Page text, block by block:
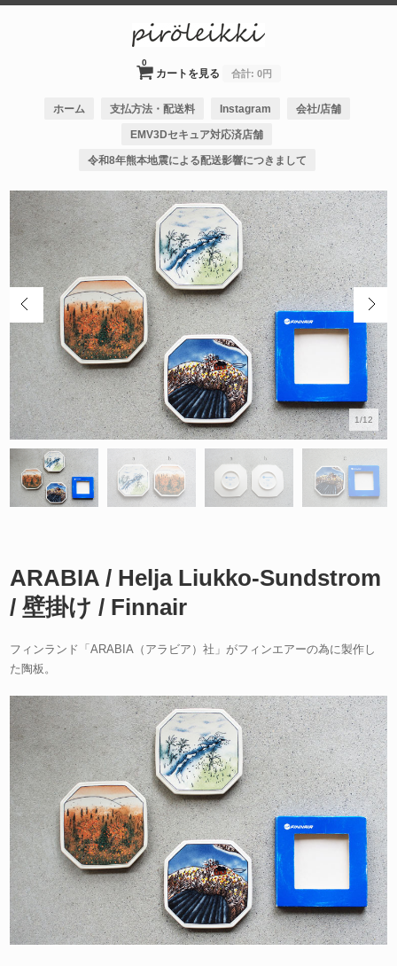
カートを見る
0
合計: 0円
ホーム 支払方法・配送料 Instagram 会社/店舗
EMV3Dセキュア対応済店舗
令和8年熊本地震による配送影響につきまして
1/12
ARABIA / Helja Liukko-Sundstrom
/ 壁掛け / Finnair
フィンランド「ARABIA（アラビア）社」がフィンエアーの為に製作し
た陶板。